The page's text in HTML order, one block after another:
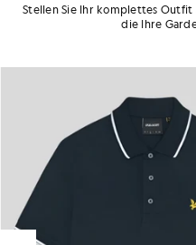
Stellen Sie Ihr komplettes Outfit
die Ihre